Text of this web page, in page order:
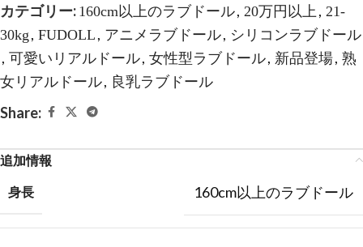
カテゴリー: 160cm以上のラブドール, 20万円以上 , 21-
30kg , FUDOLL , アニメラブドール, シリコンラブドール
, 可愛いリアルドール, 女性型ラブドール, 新品登場, 熟
女リアルドール, 良乳ラブドール
Share:
追加情報
身長 160cm以上のラブドール